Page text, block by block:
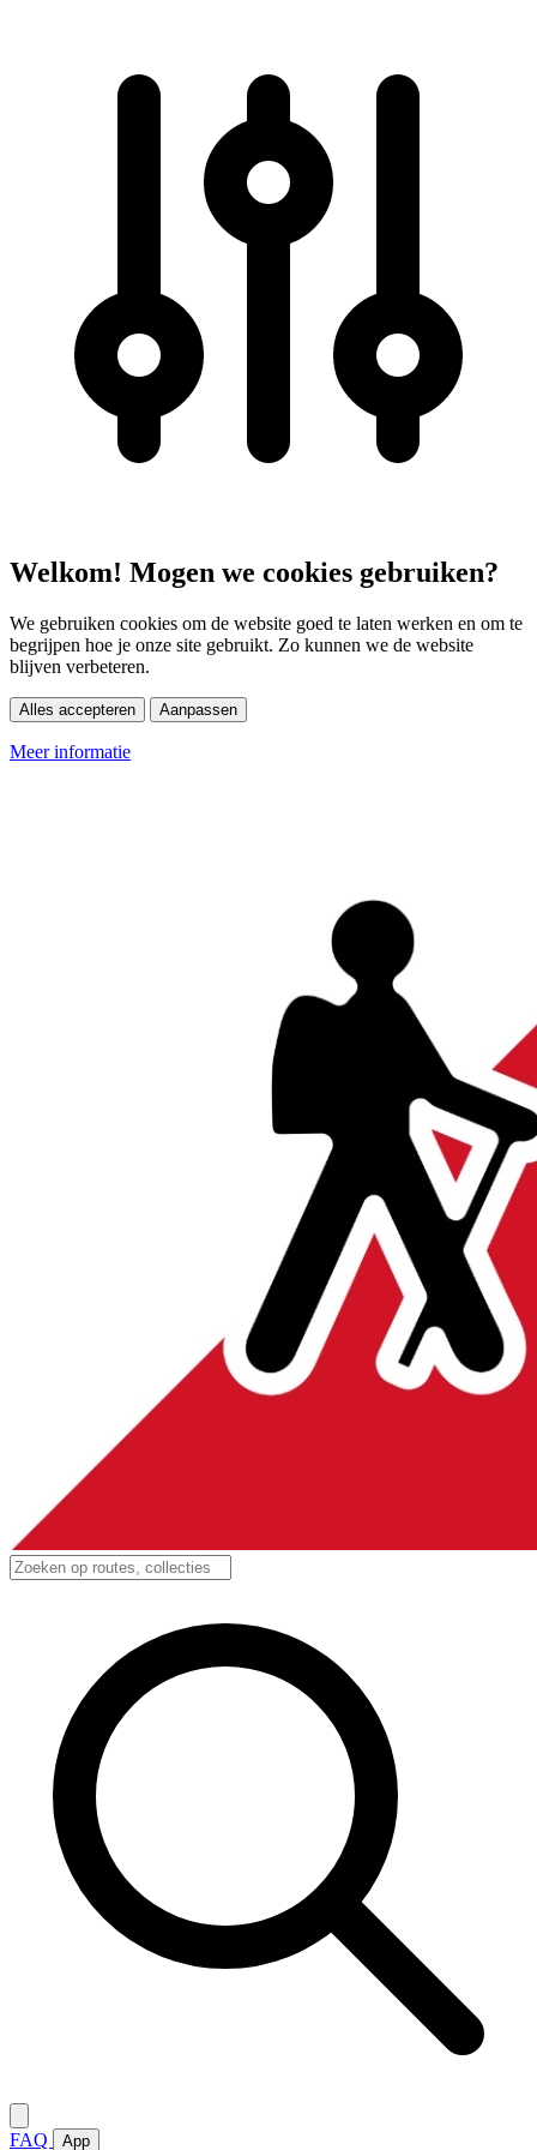
Welkom! Mogen we cookies gebruiken?
We gebruiken cookies om de website goed te laten werken en om te
begrijpen hoe je onze site gebruikt. Zo kunnen we de website
blijven verbeteren.
Alles accepteren Aanpassen
Meer informatie
FAQ App